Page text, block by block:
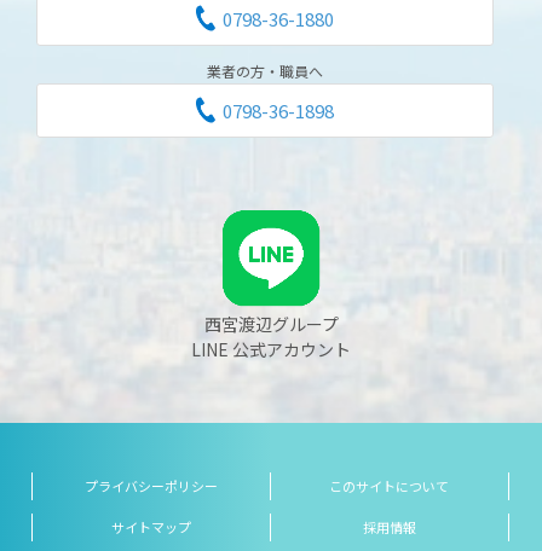
0798-36-1880
業者の方・職員へ
0798-36-1898
西宮渡辺グループ
LINE 公式アカウント
プライバシーポリシー このサイトについて
サイトマップ 採用情報